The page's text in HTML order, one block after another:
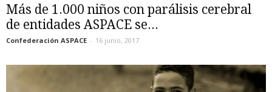
Más de 1.000 niños con parálisis cerebral
de entidades ASPACE se...
Confederación ASPACE - 16 junio, 2017